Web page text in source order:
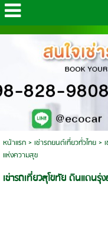
หน้าแรก> เช่ารถยนต์เที่ยวทั่วไทย>
แห่งความสุข
เช่ารถเที่ยวสุโขทัย ดินแดน